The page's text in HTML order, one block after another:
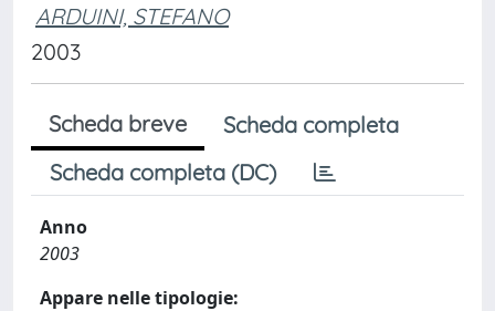
ARDUINI, STEFANO
2003
Scheda breve
Scheda completa
Scheda completa (DC)
Anno
2003
Appare nelle tipologie: